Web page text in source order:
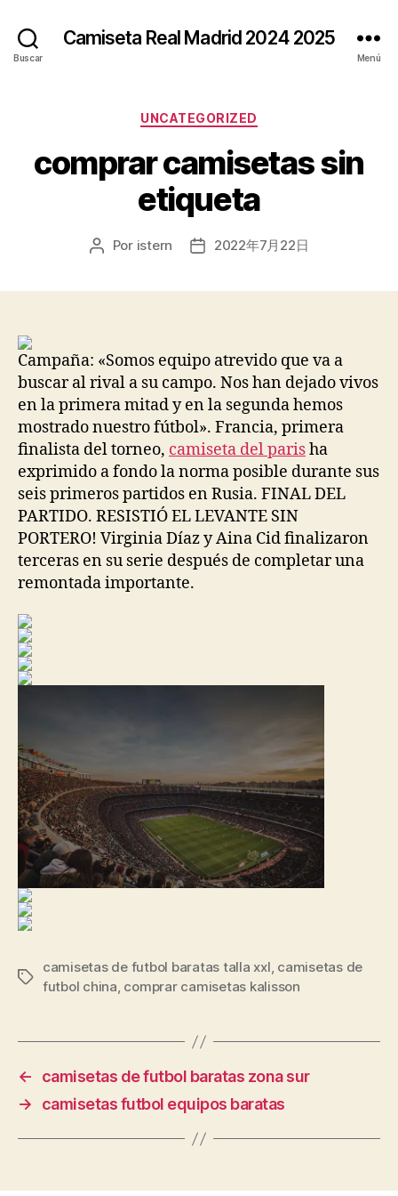
Buscar
Camiseta Real Madrid 2024 2025
Menú
Categorías
UNCATEGORIZED
comprar camisetas sin
etiqueta
Autor
Por istern
Fecha2022年7月22日
Campaña: «Somos equipo atrevido que va a
buscar al rival a su campo. Nos han dejado vivos
en la primera mitad y en la segunda hemos
mostrado nuestro fútbol». Francia, primera
finalista del torneo, camiseta del parisha
exprimido a fondo la norma posible durante sus
seis primeros partidos en Rusia. FINAL DEL
PARTIDO. RESISTIÓ EL LEVANTE SIN
PORTERO! Virginia Díaz y Aina Cid finalizaron
terceras en su serie después de completar una
remontada importante.
Etiquetas
camisetas de futbol baratas talla xxl, camisetas de
futbol china, comprar camisetas kalisson
←
camisetas de futbol baratas zona sur
→
camisetas futbol equipos baratas